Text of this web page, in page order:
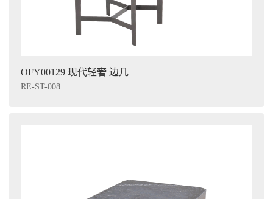
OFY00129 现代轻奢 边几
RE-ST-008